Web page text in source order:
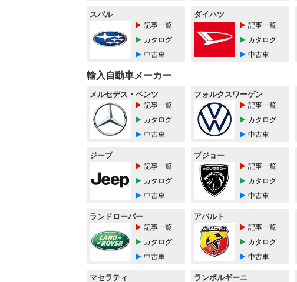
スバル
記事一覧
カタログ
中古車
ダイハツ
記事一覧
カタログ
中古車
輸入自動車メーカー
メルセデス・ベンツ
記事一覧
カタログ
中古車
フォルクスワーゲン
記事一覧
カタログ
中古車
ジープ
記事一覧
カタログ
中古車
プジョー
記事一覧
カタログ
中古車
ランドローバー
記事一覧
カタログ
中古車
アバルト
記事一覧
カタログ
中古車
マセラティ ランボルギーニ